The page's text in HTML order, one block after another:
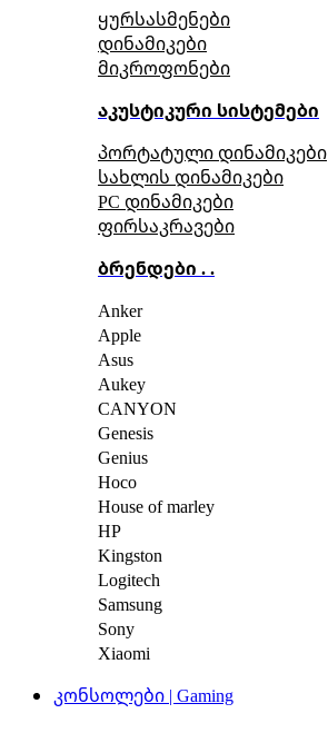
ყურსასმენები
დინამიკები
მიკროფონები
აკუსტიკური სისტემები
პორტატული დინამიკები
სახლის დინამიკები
PC დინამიკები
ფირსაკრავები
ბრენდები . .
Anker
Apple
Asus
Aukey
CANYON
Genesis
Genius
Hoco
House of marley
HP
Kingston
Logitech
Samsung
Sony
Xiaomi
კონსოლები | Gaming